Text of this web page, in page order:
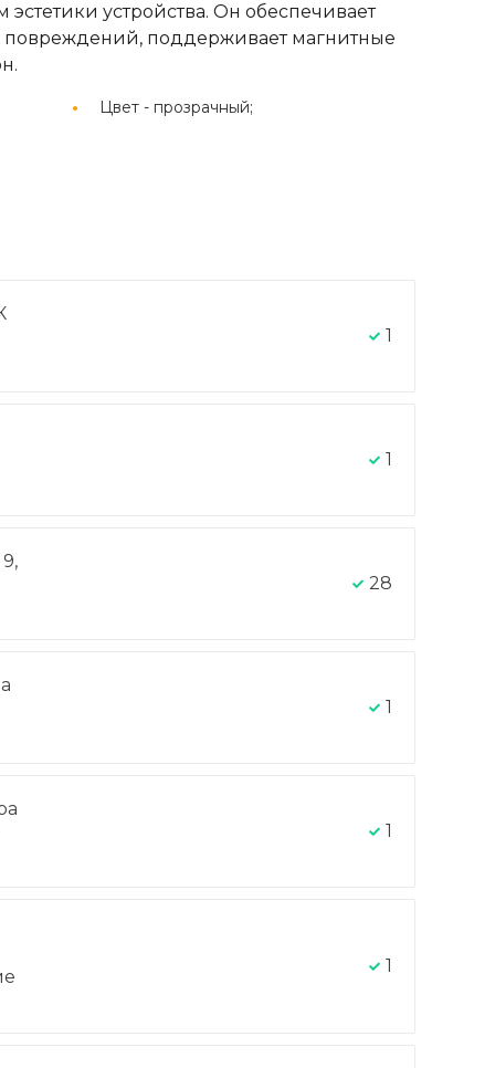
устройства. Он обеспечивает
поддерживает магнитные
Цвет - прозрачный;
1
1
28
1
1
1